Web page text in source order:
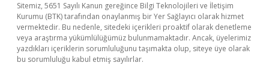
Sitemiz, 5651 Sayılı Kanun gereğince Bilgi Teknolojileri ve İletişim
Kurumu (BTK) tarafından onaylanmış bir Yer Sağlayıcı olarak hizmet
vermektedir. Bu nedenle, sitedeki içerikleri proaktif olarak denetleme
veya araştırma yükümlülüğümüz bulunmamaktadır. Ancak, üyelerimiz
yazdıkları içeriklerin sorumluluğunu taşımakta olup, siteye üye olarak
bu sorumluluğu kabul etmiş sayılırlar.